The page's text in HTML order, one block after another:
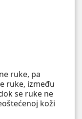
ruke, pa
ruke, između
se ruke ne
koži